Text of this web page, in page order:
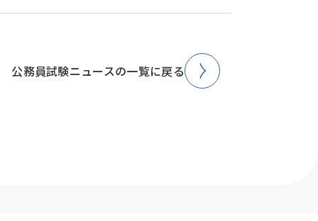
公務員試験ニュースの一覧に戻る